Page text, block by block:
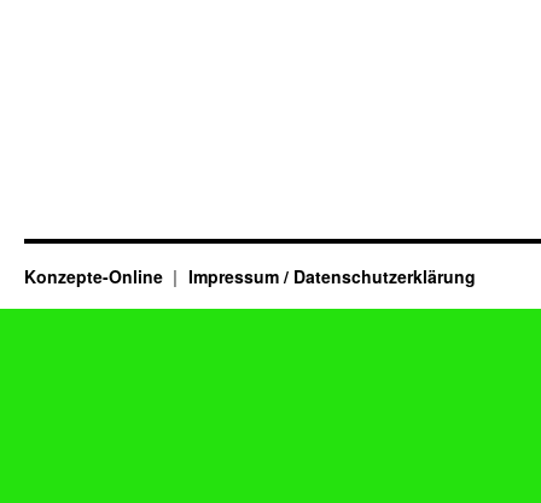
Konzepte-Online Impressum / Datenschutzerklärung